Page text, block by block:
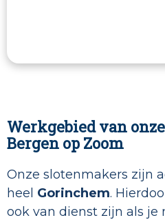
Werkgebied van
Bergen op Zoom
Onze slotenmakers zijn
heel Gorinchem.
ook van dienst zijn als je